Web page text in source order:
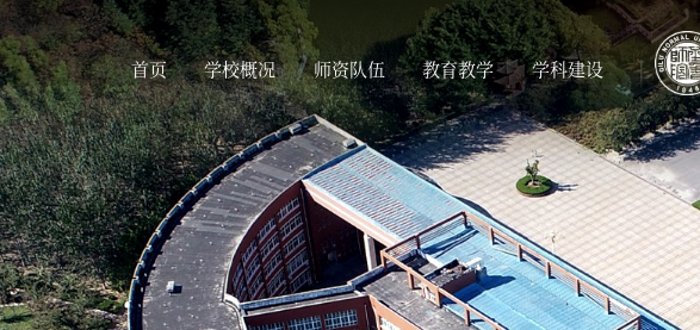
首页 学校概况 师资队伍 教育教学 学科建设